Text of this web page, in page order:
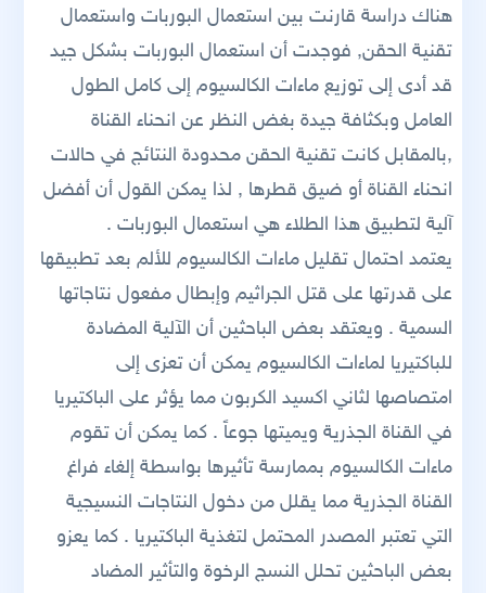
هناك دراسة قارنت بين استعمال البوربات واستعمال
تقنية الحقن, فوجدت أن استعمال البوربات بشكل جيد
قد أدى إلى توزيع ماءات الكالسيوم إلى كامل الطول
العامل وبكثافة جيدة بغض النظر عن انحناء القناة
,بالمقابل كانت تقنية الحقن محدودة النتائج في حالات
انحناء القناة أو ضيق قطرها , لذا يمكن القول أن أفضل
آلية لتطبيق هذا الطلاء هي استعمال البوربات .
يعتمد احتمال تقليل ماءات الكالسيوم للألم بعد تطبيقها
على قدرتها على قتل الجراثيم وإبطال مفعول نتاجاتها
السمية . ويعتقد بعض الباحثين أن الآلية المضادة
للباكتيريا لماءات الكالسيوم يمكن أن تعزى إلى
امتصاصها لثاني اكسيد الكربون مما يؤثر على الباكتيريا
في القناة الجذرية ويميتها جوعاً . كما يمكن أن تقوم
ماءات الكالسيوم بممارسة تأثيرها بواسطة إلغاء فراغ
القناة الجذرية مما يقلل من دخول النتاجات النسيجية
التي تعتبر المصدر المحتمل لتغذية الباكتيريا . كما يعزو
بعض الباحثين تحلل النسج الرخوة والتأثير المضاد